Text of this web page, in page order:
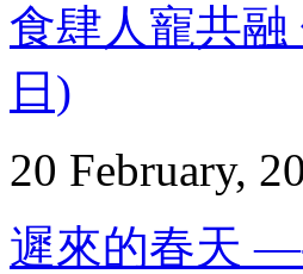
食肆人寵共融
日)
20 February,
遲來的春天